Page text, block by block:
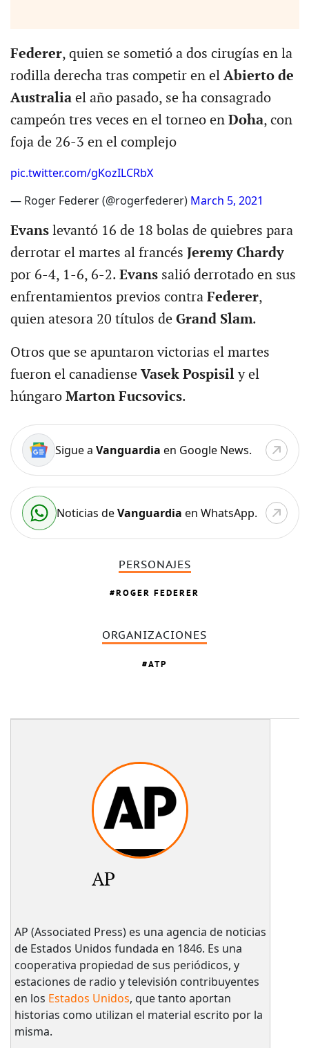
Federer, quien se sometió a dos cirugías en la
rodilla derecha tras competir en el Abierto de
Australia el año pasado, se ha consagrado
campeón tres veces en el torneo en Doha, con
foja de 26-3 en el complejo
pic.twitter.com/gKozILCRbX
— Roger Federer (@rogerfederer) March 5, 2021
Evans levantó 16 de 18 bolas de quiebres para
derrotar el martes al francés Jeremy Chardy
por 6-4, 1-6, 6-2. Evans salió derrotado en sus
enfrentamientos previos contra Federer,
quien atesora 20 títulos de Grand Slam.
Otros que se apuntaron victorias el martes
fueron el canadiense Vasek Pospisily el
húngaro Marton Fucsovics.
Sigue a Vanguardia en Google News.
Noticias deVanguardia en WhatsApp.
PERSONAJES
ROGER FEDERER
ORGANIZACIONES
ATP
AP
AP (Associated Press) es una agencia de noticias
de Estados Unidos fundada en 1846. Es una
cooperativa propiedad de sus periódicos, y
estaciones de radio y televisión contribuyentes
en los Estados Unidos, que tanto aportan
historias como utilizan el material escrito por la
misma.